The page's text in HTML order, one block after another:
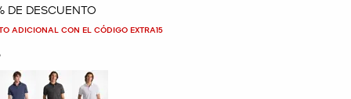
DE DESCUENTO
ADICIONAL CON EL CÓDIGO EXTRA15